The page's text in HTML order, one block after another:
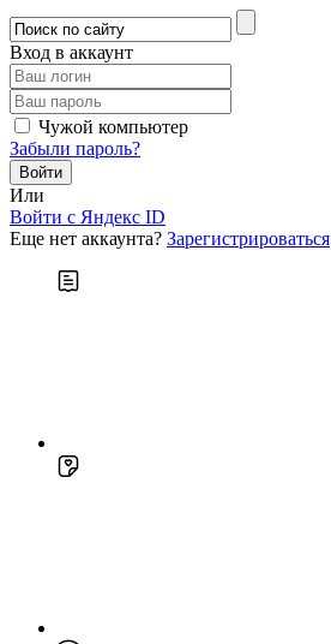
Вход в аккаунт
Чужой компьютер
Забыли пароль?
Или
Войти c Яндекс ID
Еще нет аккаунта? Зарегистрироваться